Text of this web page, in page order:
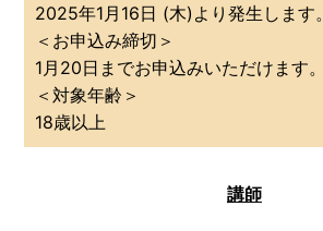
2025年1月16日 (木)より発生します。
＜お申込み締切＞
1月20日までお申込みいただけます。
＜対象年齢＞
18歳以上
講師